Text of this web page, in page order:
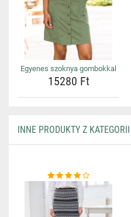
Egyenes szoknya gombokkal
15280 Ft
INNE PRODUKTY Z